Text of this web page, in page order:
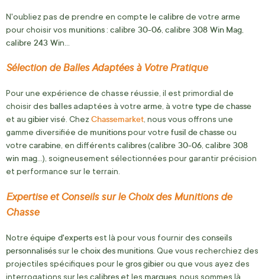
N'oubliez pas de prendre en compte le calibrede votre arme
pour choisir vos munitions : calibre 30-06 calibre 308 Win Mag
calibre 243 Win...
Sélection de Balles Adaptées à Votre Pratique
Pour une expérience de chasse réussie, il est primordial de
choisir des balles adaptées à votre arme , à votre typede chasse
et au gibiervisé. Chez Chassemarket , nous vous offrons une
gamme diversifiée de munitionspour votre fusil dechasseou
votre carabine , en différents calibres(calibre 30-06 calibre 308
win mag ...), soigneusement sélectionnées pour garantir précision
et performance sur le terrain.
Expertise et Conseils sur le Choix des Munitions de
Chasse
Notre équipe d'experts est là pour vous fournir des conseils
personnalisés sur le choixdes munitions . Que vous recherchiez des
projectiles spécifiques pour le grosgibierou que vous ayez des
interrogations sur les calibres et les marques , nous sommes là